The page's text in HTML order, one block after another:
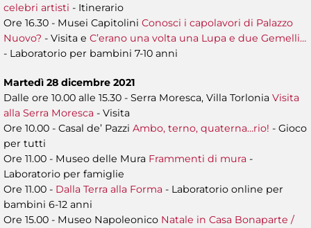
celebri artisti - Itinerario
Ore 16.30 - Musei Capitolini Conosci i capolavori di Palazzo
Nuovo? - Visita e C’erano una volta una Lupa e due Gemelli…
- Laboratorio per bambini 7-10 anni
Martedì 28 dicembre 2021
Dalle ore 10.00 alle 15.30 - Serra Moresca, Villa Torlonia Visita
alla Serra Moresca - Visita
Ore 10.00 - Casal de’ Pazzi Ambo, terno, quaterna…rio! - Gioco
per tutti
Ore 11.00 - Museo delle Mura Frammenti di mura -
Laboratorio per famiglie
Ore 11.00 - Dalla Terra alla Forma - Laboratorio online per
bambini 6-12 anni
Ore 15.00 - Museo Napoleonico Natale in Casa Bonaparte /